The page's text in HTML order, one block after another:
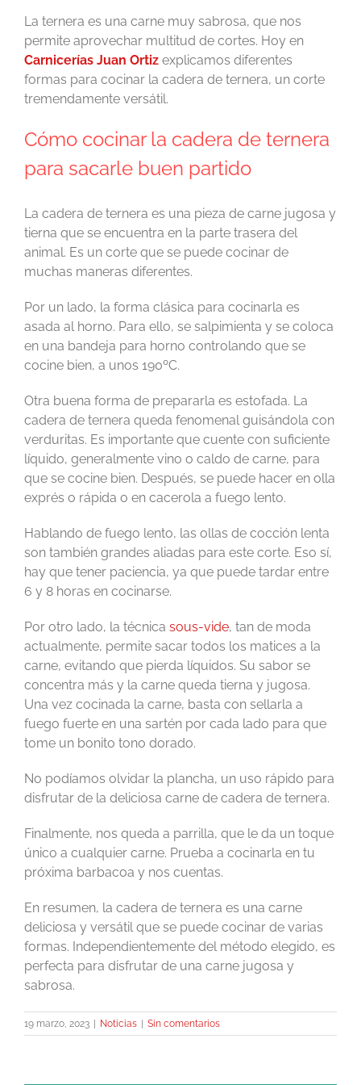
La ternera es una carne muy sabrosa, que nos
permite aprovechar multitud de cortes. Hoy en
Carnicerías Juan Ortiz explicamos diferentes
formas para cocinar la cadera de ternera, un corte
tremendamente versátil.
Cómo cocinar la cadera de ternera
para sacarle buen partido
La cadera de ternera es una pieza de carne jugosa y
tierna que se encuentra en la parte trasera del
animal. Es un corte que se puede cocinar de
muchas maneras diferentes.
Por un lado, la forma clásica para cocinarla es
asada al horno. Para ello, se salpimienta y se coloca
en una bandeja para horno controlando que se
cocine bien, a unos 190ºC.
Otra buena forma de prepararla es estofada. La
cadera de ternera queda fenomenal guisándola con
verduritas. Es importante que cuente con suficiente
líquido, generalmente vino o caldo de carne, para
que se cocine bien. Después, se puede hacer en olla
exprés o rápida o en cacerola a fuego lento.
Hablando de fuego lento, las ollas de cocción lenta
son también grandes aliadas para este corte. Eso sí,
hay que tener paciencia, ya que puede tardar entre
6 y 8 horas en cocinarse.
Por otro lado, la técnica sous-vide, tan de moda
actualmente, permite sacar todos los matices a la
carne, evitando que pierda líquidos. Su sabor se
concentra más y la carne queda tierna y jugosa.
Una vez cocinada la carne, basta con sellarla a
fuego fuerte en una sartén por cada lado para que
tome un bonito tono dorado.
No podíamos olvidar la plancha, un uso rápido para
disfrutar de la deliciosa carne de cadera de ternera.
Finalmente, nos queda a parrilla, que le da un toque
único a cualquier carne. Prueba a cocinarla en tu
próxima barbacoa y nos cuentas.
En resumen, la cadera de ternera es una carne
deliciosa y versátil que se puede cocinar de varias
formas. Independientemente del método elegido, es
perfecta para disfrutar de una carne jugosa y
sabrosa.
19 marzo, 2023 Noticias Sin comentarios